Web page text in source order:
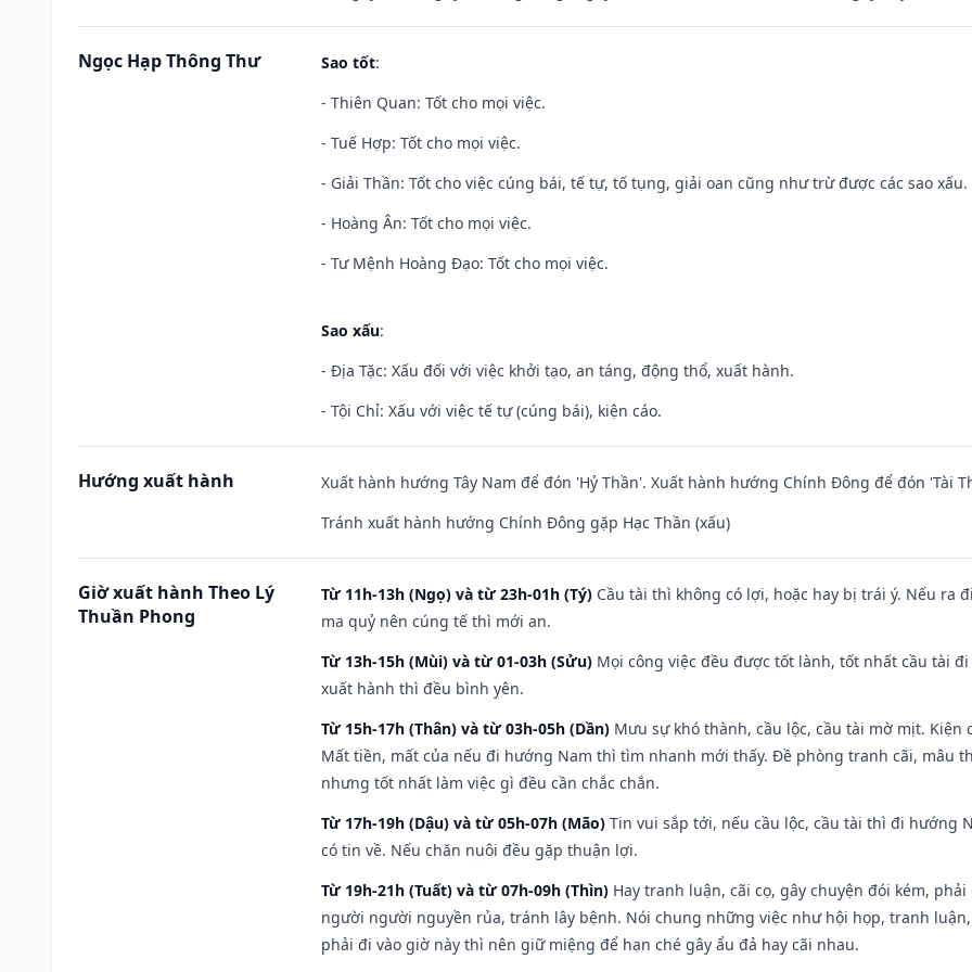
Ngọc Hạp Thông Thư Sao tốt:
- Thiên Quan: Tốt cho mọi việc.
- Tuế Hợp: Tốt cho mọi việc.
- Giải Thần: Tốt cho việc cúng bái, tế tự, tố tụng, giải oan cũng như trừ được các sao xấu.
- Hoàng Ân: Tốt cho mọi việc.
- Tư Mệnh Hoàng Đạo: Tốt cho mọi việc.
Sao xấu:
- Địa Tặc: Xấu đối với việc khởi tạo, an táng, động thổ, xuất hành.
- Tội Chỉ: Xấu với việc tế tự (cúng bái), kiện cáo.
Hướng xuất hành
Xuất hành hướng Tây Nam để đón 'Hỷ Thần'. Xuất hành hướng Chính Đông để đón 'Tài
Tránh xuất hành hướng Chính Đông gặp Hạc Thần (xấu)
Giờ xuất hành Theo Lý
Thuần Phong
Từ 11h-13h (Ngọ) và từ 23h-01h (Tý) Cầu tài thì không có lợi, hoặc hay bị trái ý. Nếu
ma quỷ nên cúng tế thì mới an.
Từ 13h-15h (Mùi) và từ 01-03h (Sửu) Mọi công việc đều được tốt lành, tốt nhất cầu tài
xuất hành thì đều bình yên.
Từ 15h-17h (Thân) và từ 03h-05h (Dần) Mưu sự khó thành, cầu lộc, cầu tài mờ mịt.
Mất tiền, mất của nếu đi hướng Nam thì tìm nhanh mới thấy. Đề phòng tranh cãi, mâu
nhưng tốt nhất làm việc gì đều cần chắc chắn.
Từ 17h-19h (Dậu) và từ 05h-07h (Mão) Tin vui sắp tới, nếu cầu lộc, cầu tài thì đi hướng
có tin về. Nếu chăn nuôi đều gặp thuận lợi.
Từ 19h-21h (Tuất) và từ 07h-09h (Thìn) Hay tranh luận, cãi cọ, gây chuyện đói kém,
người người nguyền rủa, tránh lây bệnh. Nói chung những việc như hội họp, tranh
phải đi vào giờ này thì nên giữ miệng để hạn ché gây ẩu đả hay cãi nhau.